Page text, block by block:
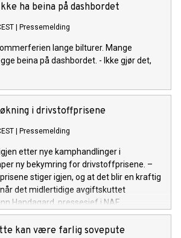
ha beina på dashbordet
| Pressemelding
lange bilturer. Mange
beina på dashbordet. - Ikke gjør det,
i drivstoffprisene
| Pressemelding
etter nye kamphandlinger i
ny bekymring for drivstoffprisene. –
stiger igjen, og at det blir en kraftig
det midlertidige avgiftskuttet
Handagard, pressesjef i NAF.
kan være farlig sovepute